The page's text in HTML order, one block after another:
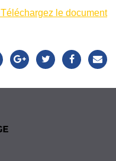
Téléchargez le document